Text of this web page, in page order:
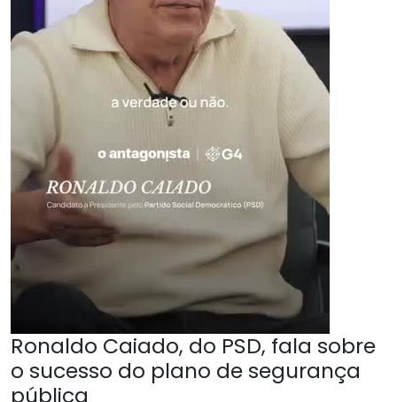
Ronaldo Caiado, do PSD, fala sobre
o sucesso do plano de segurança
pública